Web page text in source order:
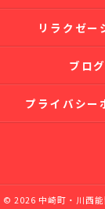
リラクゼー
ブログ
プライバシー
© 2026 中崎町・川西能